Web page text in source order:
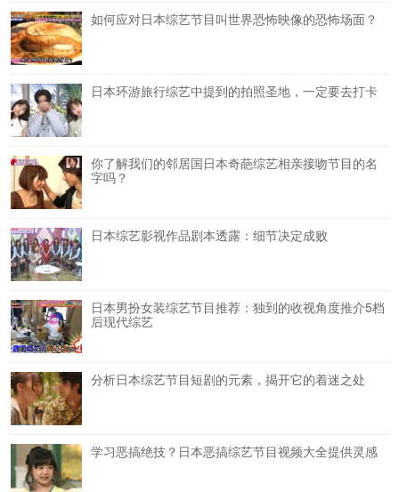
如何应对日本综艺节目叫世界恐怖映像的恐怖场面？
日本环游旅行综艺中提到的拍照圣地，一定要去打卡
你了解我们的邻居国日本奇葩综艺相亲接吻节目的名
字吗？
日本综艺影视作品剧本透露：细节决定成败
日本男扮女装综艺节目推荐：独到的收视角度推介5档
后现代综艺
分析日本综艺节目短剧的元素，揭开它的着迷之处
学习恶搞绝技？日本恶搞综艺节目视频大全提供灵感